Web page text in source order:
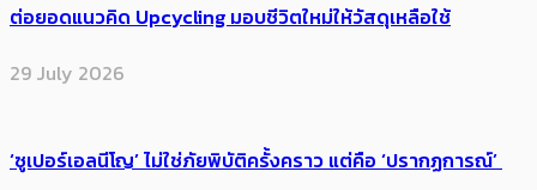
ต่อยอดแนวคิด Upcycling มอบชีวิตใหม่ให้วัสดุเหลือใช้
29 July 2026
‘ซูเปอร์เอลนีโญ’ ไม่ใช่ภัยพิบัติครั้งคราว แต่คือ ‘ปรากฏการณ์’ ​